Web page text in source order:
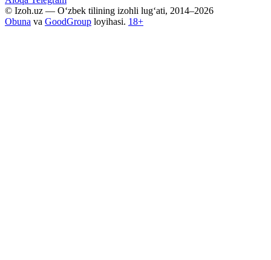
© Izoh.uz — O‘zbek tilining izohli lug‘ati, 2014–2026
Obuna va GoodGroup loyihasi. 18+